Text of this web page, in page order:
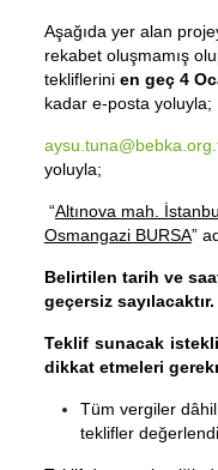
Aşağıda yer alan
rekabet oluşmamış
tekliflerinien geç 4
kadar e-posta yoluyla;
yoluyla;
“Altınova mah.
Osmangazi BURSA”
Belirtilen tarih ve
geçersiz sayılacaktır.
Teklif sunacak
dikkat etmeleri
Tüm vergiler
teklifler